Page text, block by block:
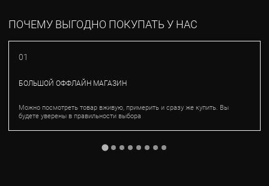
ПОЧЕМУ ВЫГОДНО ПОКУПАТЬ У НАС
01
БОЛЬШОЙ ОФФЛАЙН МАГАЗИН
Можно посмотреть товар вживую, примерить и сразу же купить. Вы
будете уверены в правильности выбора